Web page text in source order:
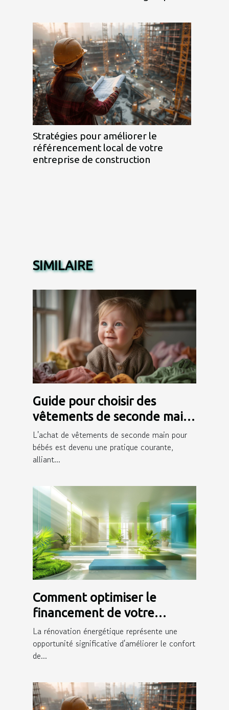
Stratégies pour améliorer le
référencement local de votre
entreprise de construction
SIMILAIRE
Guide pour choisir des
vêtements de seconde main
pour bébés
L'achat de vêtements de seconde main pour
bébés est devenu une pratique courante,
alliant...
Comment optimiser le
financement de votre
rénovation énergétique
La rénovation énergétique représente une
opportunité significative d'améliorer le confort
de...